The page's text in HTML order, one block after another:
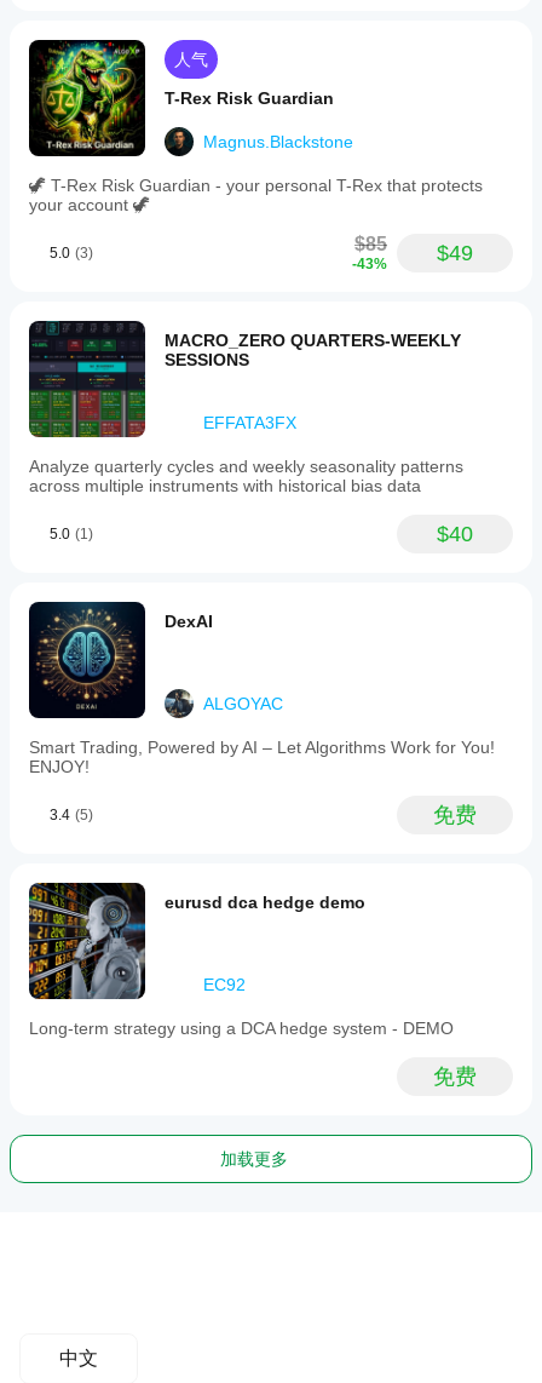
人气
T-Rex Risk Guardian
Magnus.Blackstone
🦖 T-Rex Risk Guardian - your personal T-Rex that protects
your account 🦖
5.0 (3) $85
-43% $49
MACRO_ZERO QUARTERS-WEEKLY
SESSIONS
EFFATA3FX
Analyze quarterly cycles and weekly seasonality patterns
across multiple instruments with historical bias data
5.0 (1) $40
DexAI
ALGOYAC
Smart Trading, Powered by AI – Let Algorithms Work for You!
ENJOY!
3.4 (5) 免费
eurusd dca hedge demo
EC92
Long-term strategy using a DCA hedge system - DEMO
免费
加载更多
中文